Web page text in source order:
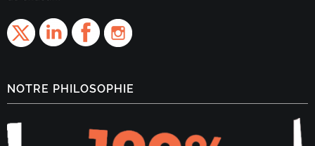
NOTRE PHILOSOPHIE